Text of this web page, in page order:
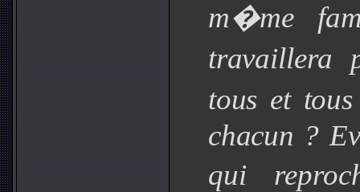
m�me
travaillera
tous et
chacun ?
qui